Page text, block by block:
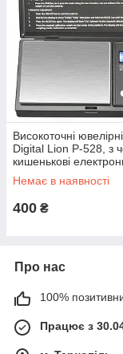
Високоточні
Digital Lion P-528, з
кишенькові
високою точністю
500 г
Немає в наявності
400 ₴
Про нас
100%
Працює з